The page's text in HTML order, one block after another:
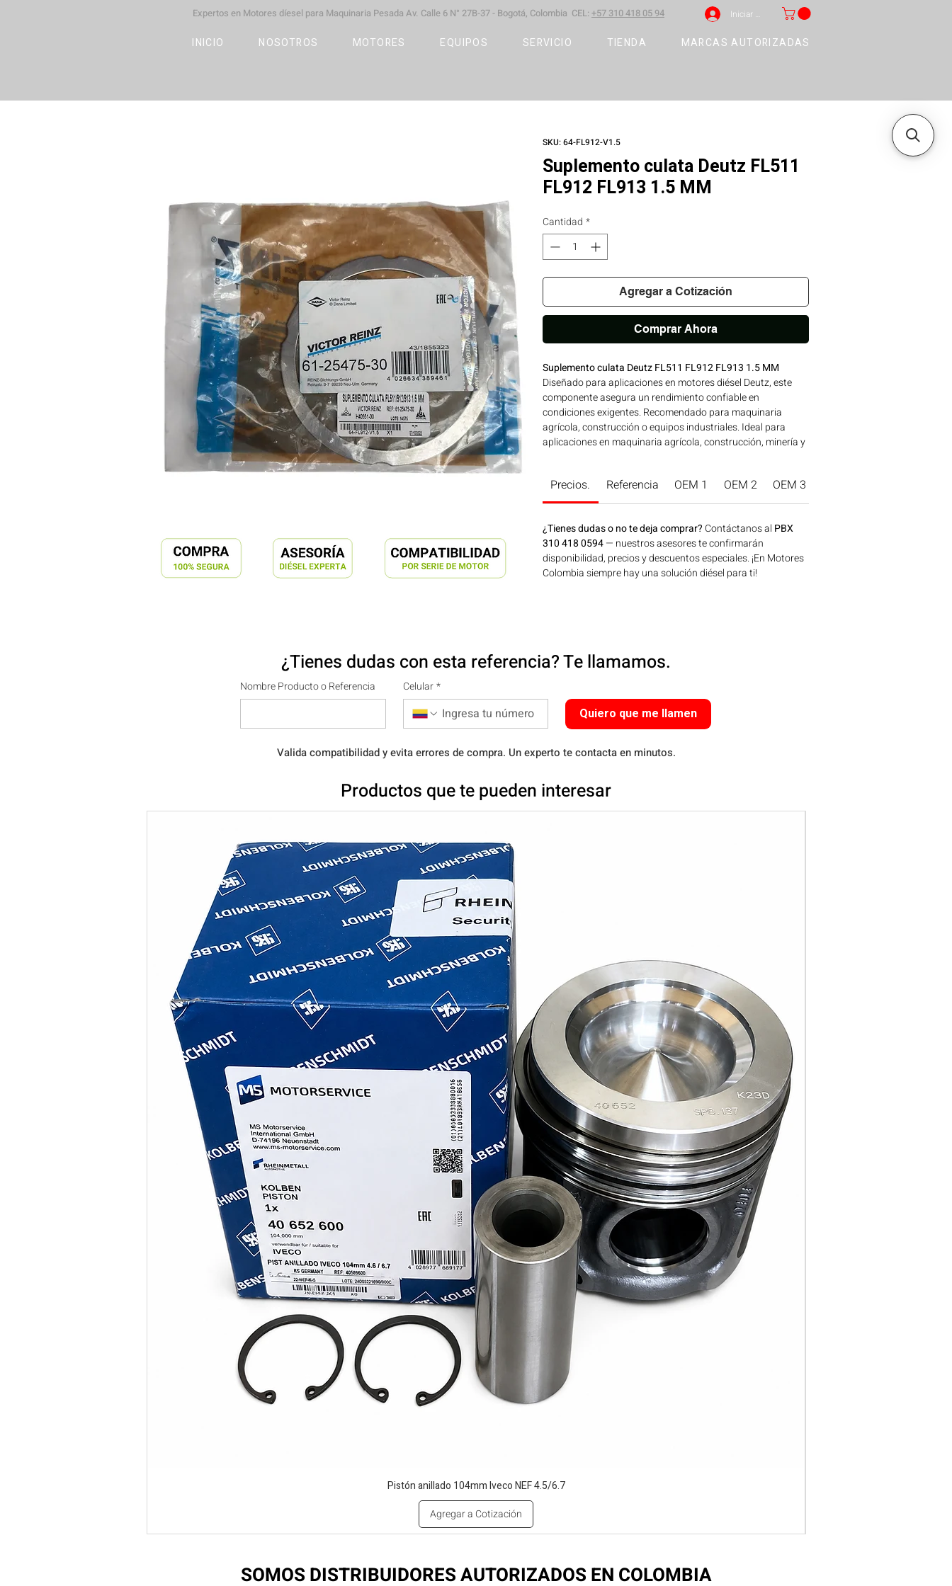
Expertos en Motores díesel para Maquinaria Pesada Av. Calle 6 N° 27B-37 - Bogotá, Colombia CEL: +57 310 418 05 94 Iniciar sesión
INICIO NOSOTROS MOTORES EQUIPOS SERVICIO TIENDA MARCAS AUTORIZADAS
SKU: 64-FL912-V1.5
Suplemento culata Deutz FL511
FL912 FL913 1.5 MM
Cantidad *
Agregar a Cotización
Comprar Ahora
Suplemento culata Deutz FL511 FL912 FL913 1.5 MM
Diseñado para aplicaciones en motores diésel Deutz, este
componente asegura un rendimiento confiable en
condiciones exigentes. Recomendado para maquinaria
agrícola, construcción o equipos industriales. Ideal para
aplicaciones en maquinaria agrícola, construcción, minería y
Precios. Referencia OEM 1 OEM 2 OEM 3
¿Tienes dudas o no te deja comprar? Contáctanos al PBX
310 418 0594— nuestros asesores te confirmarán
disponibilidad, precios y descuentos especiales. ¡En Motores
Colombia siempre hay una solución diésel para ti!
¿Tienes dudas con esta referencia? Te llamamos.
Nombre Producto o Referencia Celular *
Quiero que me llamen
Valida compatibilidad y evita errores de compra. Un experto te contacta en minutos.
Productos que te pueden interesar
Pistón anillado 104mm Iveco NEF 4.5/6.7
Agregar a Cotización
SOMOS DISTRIBUIDORES AUTORIZADOS EN COLOMBIA